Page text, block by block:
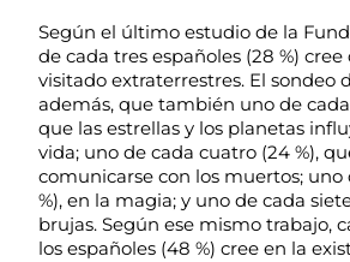
Según el último estudio de la
de cada tres españoles (28 %)
visitado extraterrestres. El sondeo
además, que también uno de cada
que las estrellas y los planetas
vida; uno de cada cuatro (24 %),
comunicarse con los muertos; uno
%), en la magia; y uno de cada
brujas. Según ese mismo trabajo,
los españoles (48 %) cree en la